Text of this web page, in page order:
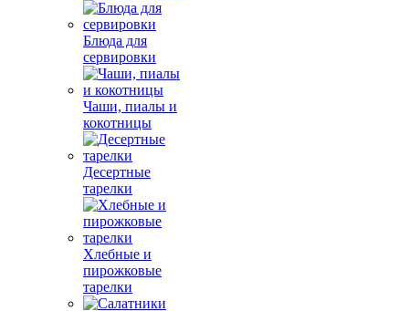
Блюда для
сервировки
Чаши, пиалы и
кокотницы
Десертные
тарелки
Хлебные и
пирожковые
тарелки